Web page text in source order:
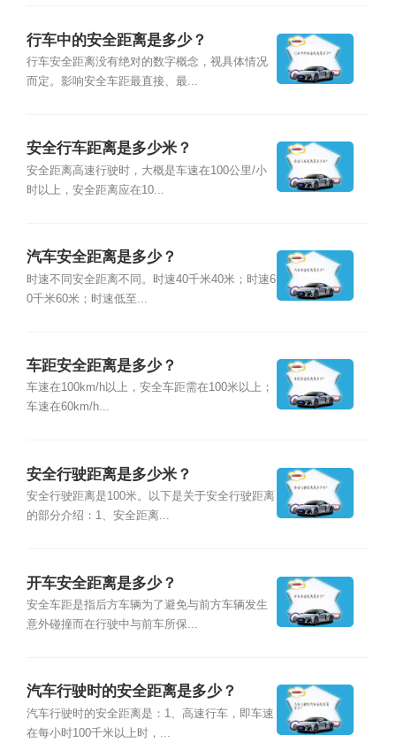
行车中的安全距离是多少？
行车安全距离没有绝对的数字概念，视具体情况
而定。影响安全车距最直接、最...
安全行车距离是多少米？
安全距离高速行驶时，大概是车速在100公里/小
时以上，安全距离应在10...
汽车安全距离是多少？
时速不同安全距离不同。时速40千米40米；时速6
0千米60米；时速低至...
车距安全距离是多少？
车速在100km/h以上，安全车距需在100米以上；
车速在60km/h...
安全行驶距离是多少米？
安全行驶距离是100米。以下是关于安全行驶距离
的部分介绍：1、安全距离...
开车安全距离是多少？
安全车距是指后方车辆为了避免与前方车辆发生
意外碰撞而在行驶中与前车所保...
汽车行驶时的安全距离是多少？
汽车行驶时的安全距离是：1、高速行车，即车速
在每小时100千米以上时，...